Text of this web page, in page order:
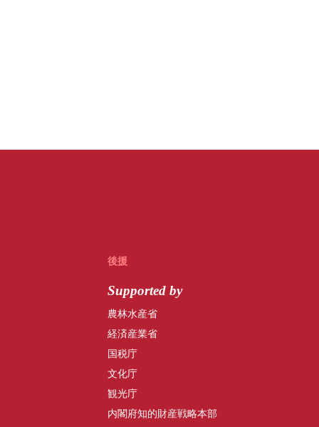
後援
Supported by
農林水産省
経済産業省
国税庁
文化庁
観光庁
内閣府知的財産戦略本部